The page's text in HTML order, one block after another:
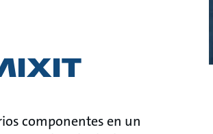
componentes en un